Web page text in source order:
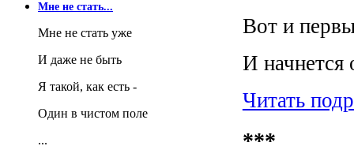
Вот и
И начнется
Читать
***
Мне не стать...
Мне не стать уже
И даже не быть
Я такой, как есть -
Один в чистом поле
...